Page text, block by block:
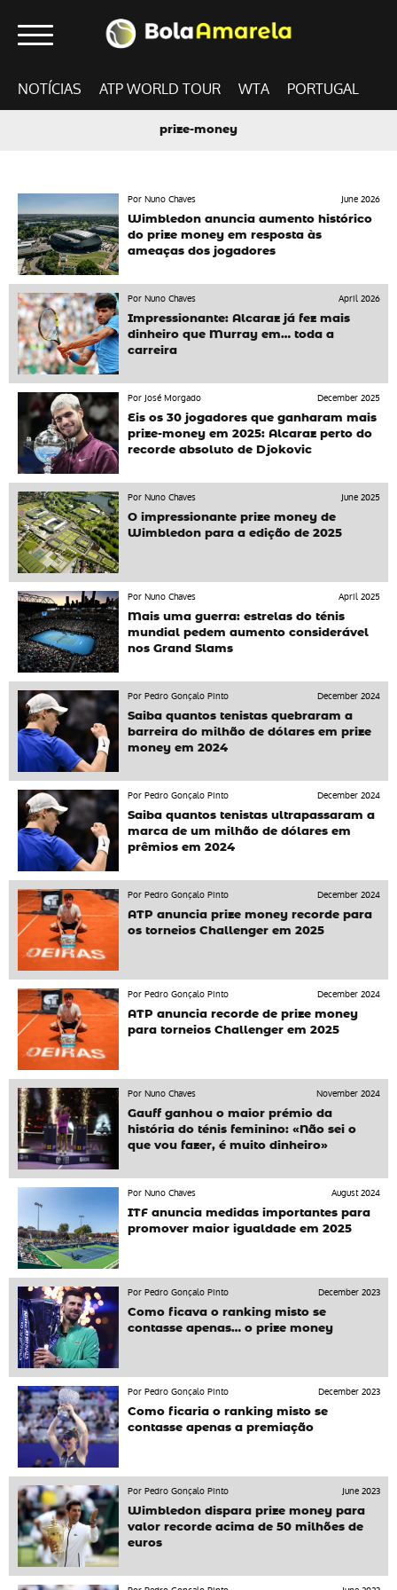
NOTÍCIAS ATP WORLD TOUR WTA PORTUGAL
prize-money
Por Nuno Chaves
June 2026
Wimbledon anuncia aumento histórico
do prize money em resposta às
ameaças dos jogadores
Por Nuno Chaves
April 2026
Impressionante: Alcaraz já fez mais
dinheiro que Murray em… toda a
carreira
Por José Morgado
December 2025
Eis os 30 jogadores que ganharam mais
prize-money em 2025: Alcaraz perto do
recorde absoluto de Djokovic
Por Nuno Chaves
June 2025
O impressionante prize money de
Wimbledon para a edição de 2025
Por Nuno Chaves
April 2025
Mais uma guerra: estrelas do ténis
mundial pedem aumento considerável
nos Grand Slams
Por Pedro Gonçalo Pinto
December 2024
Saiba quantos tenistas quebraram a
barreira do milhão de dólares em prize
money em 2024
Por Pedro Gonçalo Pinto
December 2024
Saiba quantos tenistas ultrapassaram a
marca de um milhão de dólares em
prêmios em 2024
Por Pedro Gonçalo Pinto
December 2024
ATP anuncia prize money recorde para
os torneios Challenger em 2025
Por Pedro Gonçalo Pinto
December 2024
ATP anuncia recorde de prize money
para torneios Challenger em 2025
Por Nuno Chaves
November 2024
Gauff ganhou o maior prémio da
história do ténis feminino: «Não sei o
que vou fazer, é muito dinheiro»
Por Nuno Chaves
August 2024
ITF anuncia medidas importantes para
promover maior igualdade em 2025
Por Pedro Gonçalo Pinto
December 2023
Como ficava o ranking misto se
contasse apenas… o prize money
Por Pedro Gonçalo Pinto
December 2023
Como ficaria o ranking misto se
contasse apenas a premiação
Por Pedro Gonçalo Pinto
June 2023
Wimbledon dispara prize money para
valor recorde acima de 50 milhões de
euros